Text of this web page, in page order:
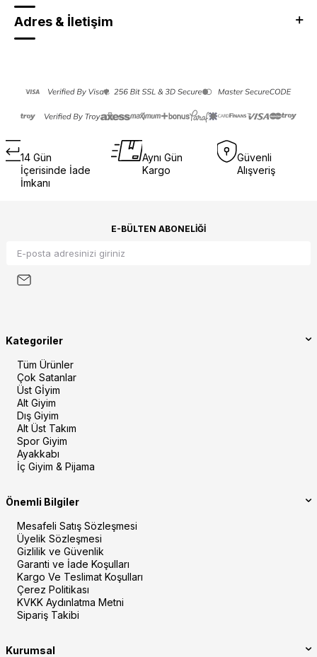
Adres & İletişim
14 Gün
İçerisinde İade
İmkanı
Aynı Gün
Kargo
Güvenli
Alışveriş
E-BÜLTEN ABONELIĞI
Kategoriler
Tüm Ürünler
Çok Satanlar
Üst Gİyim
Alt Giyim
Dış Giyim
Alt Üst Takım
Spor Giyim
Ayakkabı
İç Giyim & Pijama
Önemli Bilgiler
Mesafeli Satış Sözleşmesi
Üyelik Sözleşmesi
Gizlilik ve Güvenlik
Garanti ve İade Koşulları
Kargo Ve Teslimat Koşulları
Çerez Politikası
KVKK Aydınlatma Metni
Sipariş Takibi
Kurumsal